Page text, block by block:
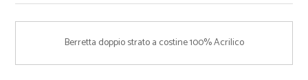
Berretta doppio strato a costine 100% Acrilico